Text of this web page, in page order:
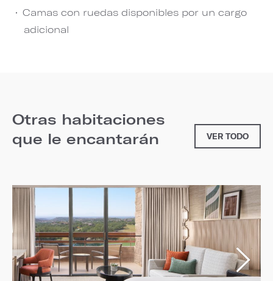
Camas con ruedas disponibles por un cargo
adicional
Otras habitaciones
que le encantarán
VER TODO